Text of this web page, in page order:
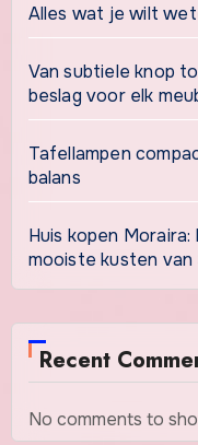
Alles wat je wilt
Van subtiele knop
beslag voor elk
Tafellampen
balans
Huis kopen
mooiste kusten van
Recent
No comments to